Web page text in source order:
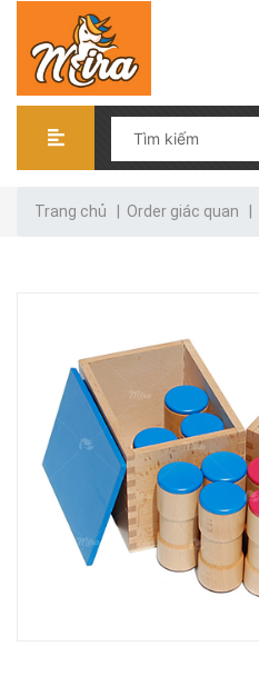
Trang chủ Order giác quan